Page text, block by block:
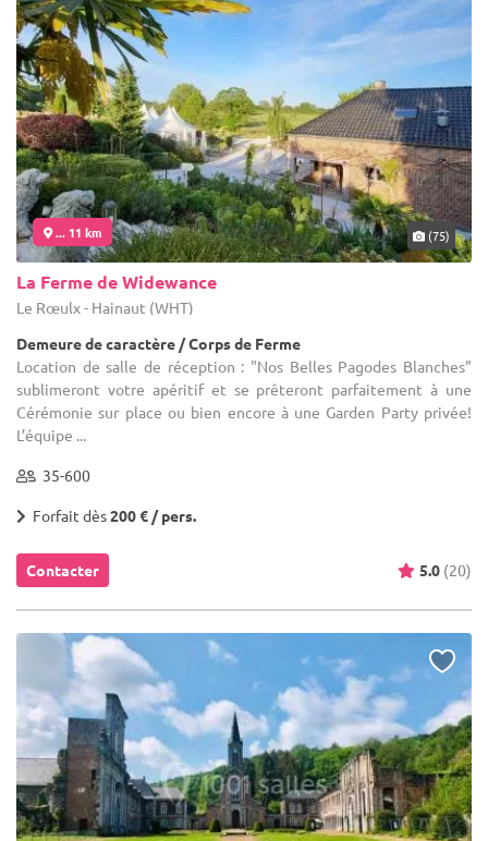
... 11 km (75)
La Ferme de Widewance
Le Rœulx - Hainaut (WHT)
Demeure de caractère / Corps de Ferme
Location de salle de réception : "Nos Belles Pagodes Blanches"
sublimeront votre apéritif et se prêteront parfaitement à une
Cérémonie sur place ou bien encore à une Garden Party privée!
L’équipe ...
35-600
Forfait dès200 € / pers.
Contacter 5.0 (20)